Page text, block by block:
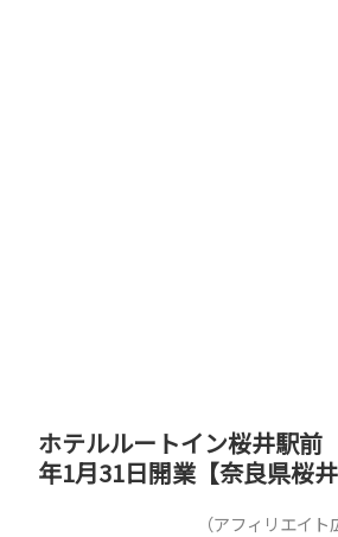
ホテルルートイン桜井駅前
年1月31日開業【奈良県桜井
（アフィリエイ